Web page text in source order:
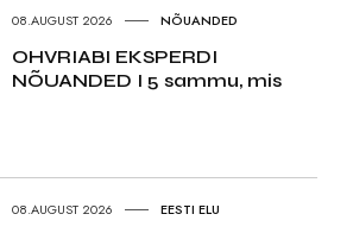
08.AUGUST 2026 NÕUANDED
OHVRIABI EKSPERDI
NÕUANDED I 5 sammu, mis
08.AUGUST 2026 EESTI ELU